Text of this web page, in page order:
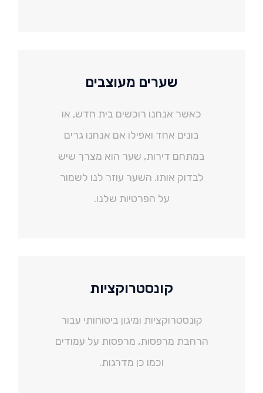
שערים מעוצבים
כאשר אנחנו רוכשים בית חדש, או
בונים אחד ואפילו אם אנחנו גרים
במתחם דירות, שער הוא מצרך שיש
לבדוק אותו. השער עוזר לנו לשמור
על הפרטיות שלנו.
קונסטרוקציות
קונסטרוקציות ומיגון ביטוחותי עבור
הרחבת מרפסות, מרפסות על עמודים
וכמו כן מדרגות.